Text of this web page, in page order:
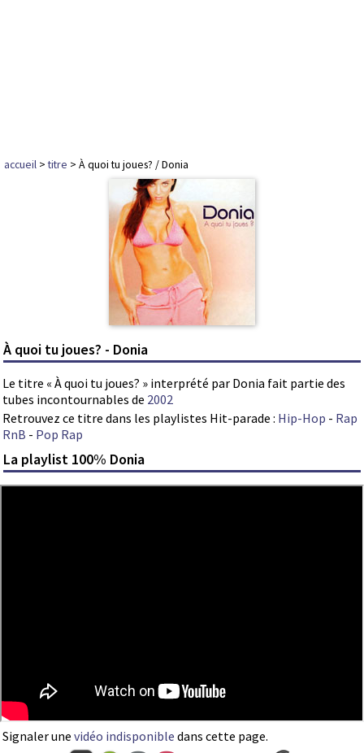
accueil >titre > À quoi tu joues? / Donia
À quoi tu joues? - Donia
Le titre « À quoi tu joues? » interprété par Donia fait partie des
tubes incontournables de 2002
Retrouvez ce titre dans les playlistes Hit-parade : Hip-Hop - Rap
RnB - Pop Rap
La playlist 100% Donia
Signaler une vidéo indisponible dans cette page.